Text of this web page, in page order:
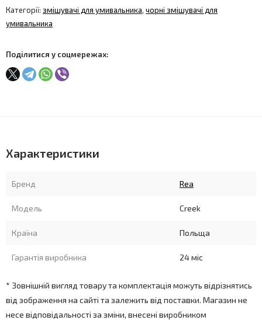
Категорії: змішувачі для умивальника, чорні змішувачі для
умивальника
Поділитися у соцмережах:
Характеристики
Бренд Rea
Модель Creek
Країна Польща
Гарантія виробника 24 міс
* Зовнішній вигляд товару та комплектація можуть відрізнятись
від зображення на сайті та залежить від поставки. Магазин не
несе відповідальності за зміни, внесені виробником